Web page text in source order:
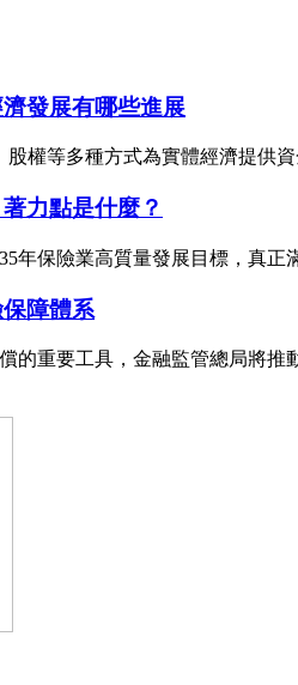
發展有哪些進展
權等多種方式為實體經濟提供資
力點是什麼？
年保險業高質量發展目標，真
障體系
的重要工具，金融監管總局將